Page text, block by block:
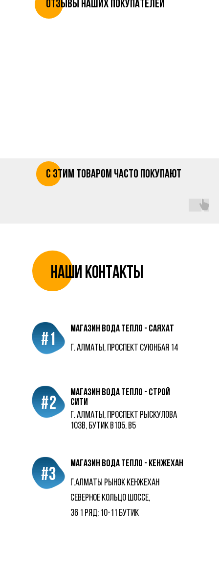
отзывы наших покупателей
с этим товаром часто покупают
Наши контакты
магазин Вода Тепло - саяхат
#1 г. Алматы, проспект суюнбая 14
магазин вода тепло - строй
сити
#2
г. Алматы, проспект Рыскулова
103в, бутик в105, в5
магазин Вода Тепло - кенжехан
#3
г.алматы рынок Кенжехан
Северное Кольцо шоссе,
36 1 ряд; 10-11 бутик